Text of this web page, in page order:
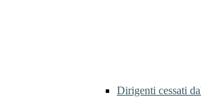
Dirigenti cessati